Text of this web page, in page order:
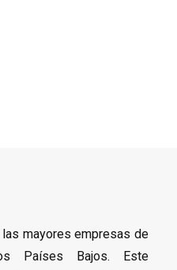
mayores empresas de
Países Bajos. Este